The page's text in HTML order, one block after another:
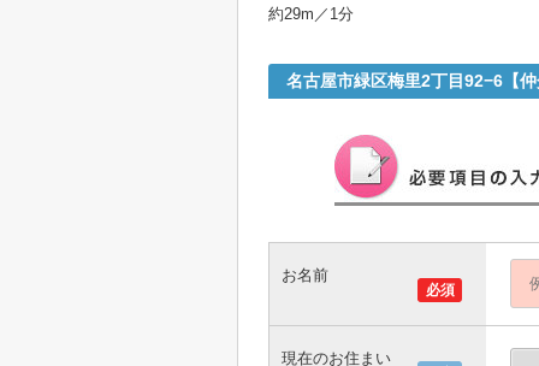
約29m／1分
名古屋市緑区梅里2丁目92−6【
必須
お名前
現在のお住まい